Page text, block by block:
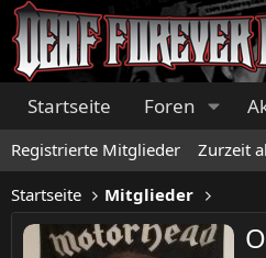
Startseite Foren
Registrierte Mitglieder Zurzeit
Startseite Mitglieder